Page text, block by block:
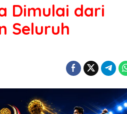
Dimulai dari
Seluruh